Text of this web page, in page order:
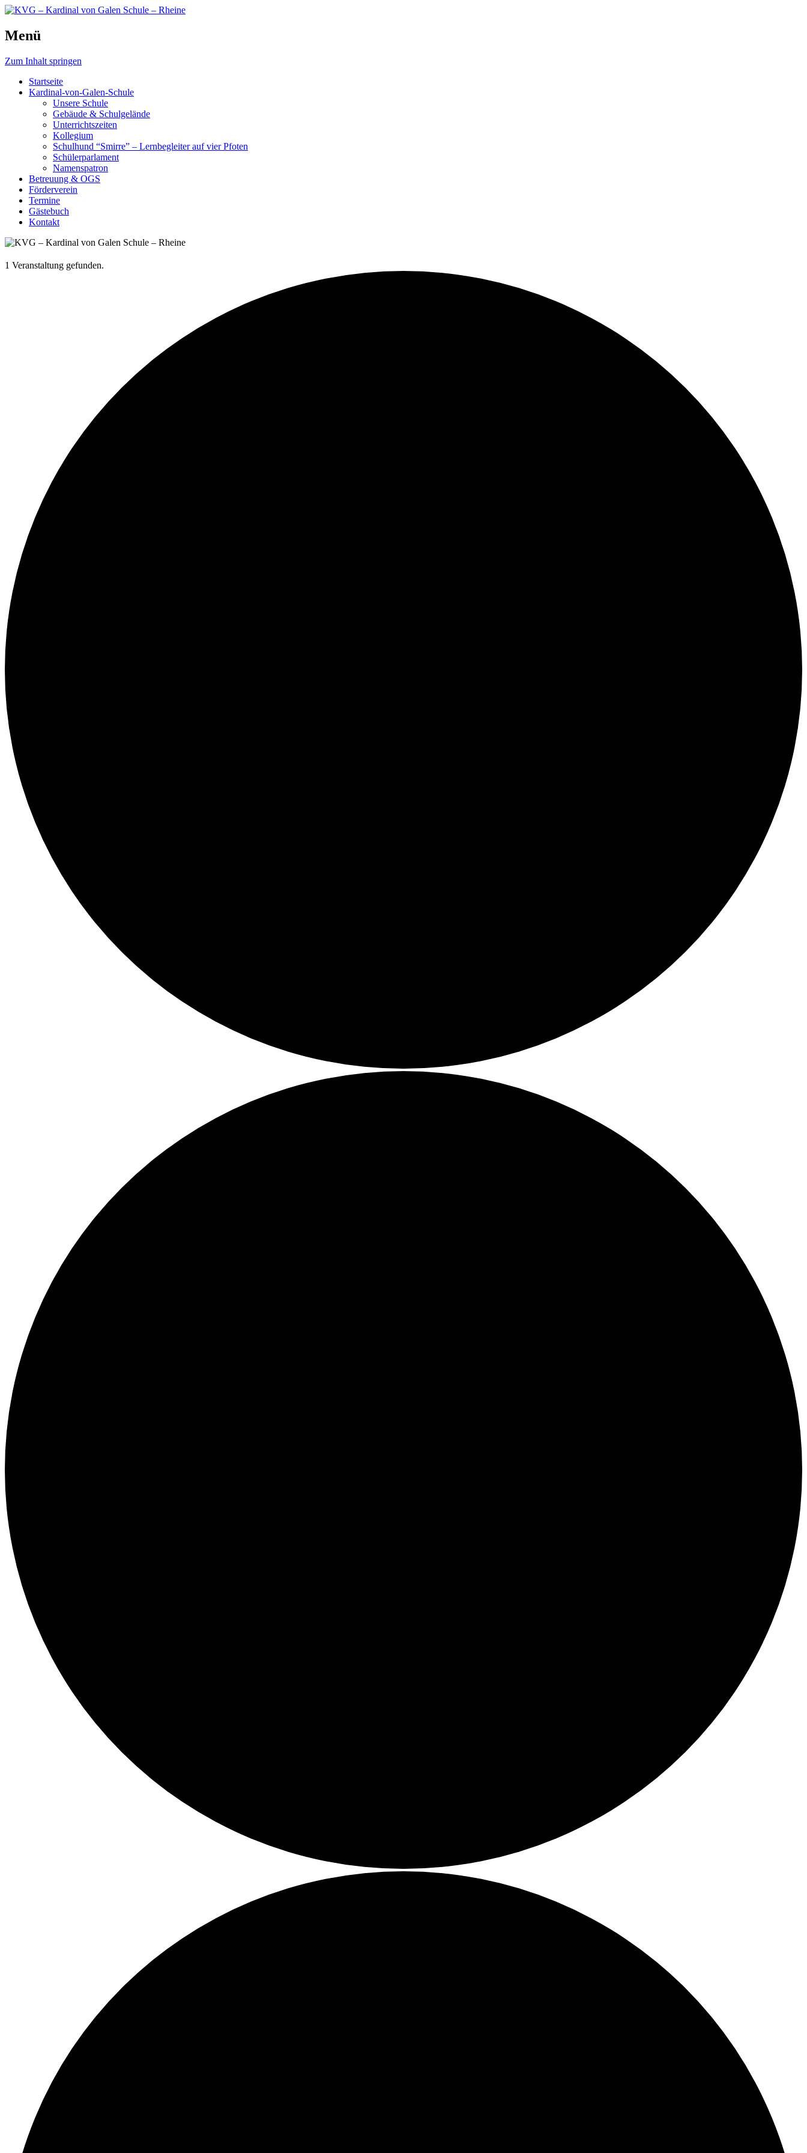
KVG – Kardinal von Galen Schule – Rheine
Schule, die bewegt.
Menü
Zum Inhalt springen
Startseite
Kardinal-von-Galen-Schule
Unsere Schule
Gebäude & Schulgelände
Unterrichtszeiten
Kollegium
Schulhund “Smirre” – Lernbegleiter auf vier Pfoten
Schülerparlament
Namenspatron
Betreuung & OGS
Förderverein
Termine
Gästebuch
Kontakt
1 Veranstaltung gefunden.